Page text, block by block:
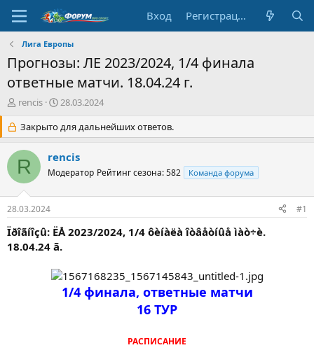
Вход Регистрация
Лига Европы
Прогнозы: ЛЕ 2023/2024, 1/4 финала
ответные матчи. 18.04.24 г.
А
т
о
р
т
е
м
rencis
Д
т
а
а
ч
а
28.03.2024
Закрыто для дальнейших ответов.
R rencis
Модератор Рейтинг сезона: 582 Команда форума
28.03.2024 #1
Ïðîãíîçû: ËÅ 2023/2024, 1/4 ôèíàëà îòâåòíûå ìàò÷è.
18.04.24 ã.
1/4 финала, ответные матчи
16 ТУР
РАСПИСАНИЕ